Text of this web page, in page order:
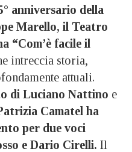
anniversario della
Marello, il Teatro
“Com’è facile il
intreccia storia,
attuali.
di Luciano Nattino e
Camatel ha
per due voci
e Dario Cirelli. Il